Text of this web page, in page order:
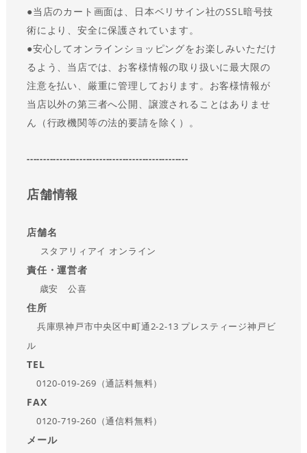
●当店のカート画面は、日本ベリサイン社のSSL暗号技
術により、安全に保護されています。
●安心してオンラインショッピングをお楽しみいただけ
るよう、当店では、お客様情報の取り扱いに最大限の
注意を払い、厳重に管理しております。お客様情報が
当店以外の第三者へ公開、譲渡されることはありませ
ん（行政機関等の法的要請を除く）。
-------------------------------------------------
店舗情報
店舗名
スタアリィアイ オンライン
責任・運営者
歳安 公喜
住所
兵庫県神戸市中央区中町通2-2-13 プレスティージ神戸ビ
ル
TEL
0120-019-269（通話料無料）
FAX
0120-719-260（通信料無料）
メール